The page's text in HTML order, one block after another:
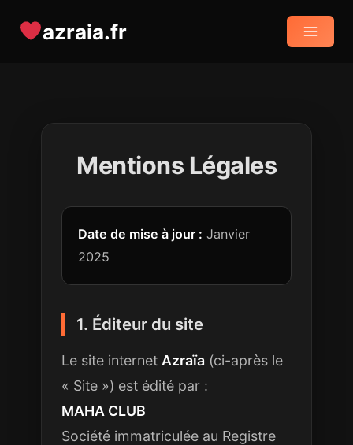
azraia.fr
Mentions Légales
Date de mise à jour : Janvier
2025
1. Éditeur du site
Le site internet Azraïa (ci-après le
« Site ») est édité par :
MAHA CLUB
Société immatriculée au Registre